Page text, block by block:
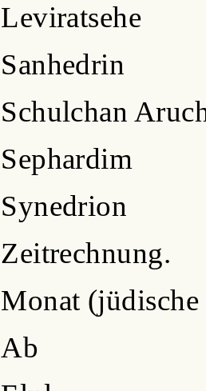
Leviratsehe
Sanhedrin
Schulchan
Sephardim
Synedrion
Zeitrechnung.
Monat
Ab